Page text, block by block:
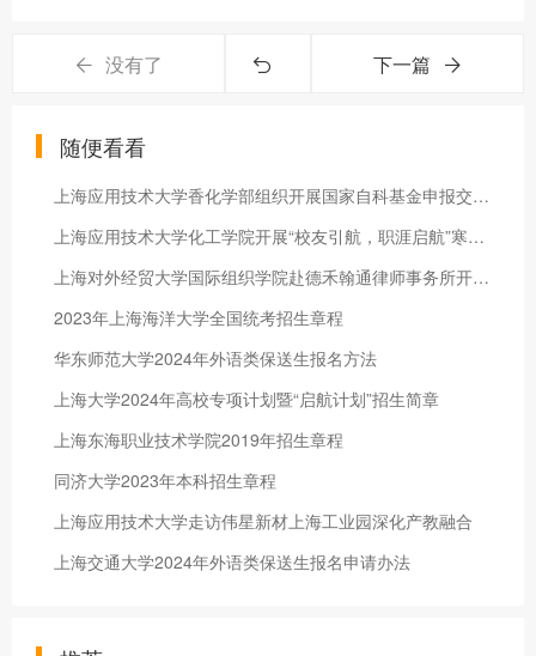
没有了 下一篇
随便看看
上海应用技术大学香化学部组织开展国家自科基金申报交流会
上海应用技术大学化工学院开展“校友引航，职涯启航”寒假社会实践
上海对外经贸大学国际组织学院赴德禾翰通律师事务所开展“暖心拓岗”校企交流活动
2023年上海海洋大学全国统考招生章程
华东师范大学2024年外语类保送生报名方法
上海大学2024年高校专项计划暨“启航计划”招生简章
上海东海职业技术学院2019年招生章程
同济大学2023年本科招生章程
上海应用技术大学走访伟星新材上海工业园深化产教融合
上海交通大学2024年外语类保送生报名申请办法